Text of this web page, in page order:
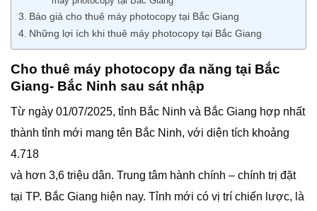
Báo giá cho thuê máy photocopy tại Bắc Giang
Những lợi ích khi thuê máy photocopy tại Bắc Giang
Cho thuê máy photocopy đa năng tại Bắc
Giang- Bắc Ninh sau sát nhập
Từ ngày 01/07/2025, tỉnh Bắc Ninh và Bắc Giang hợp nhất
thành tỉnh mới mang tên Bắc Ninh, với diện tích khoảng
4.718
và hơn 3,6 triệu dân. Trung tâm hành chính – chính trị đặt
tại TP. Bắc Giang hiện nay. Tỉnh mới có vị trí chiến lược, là